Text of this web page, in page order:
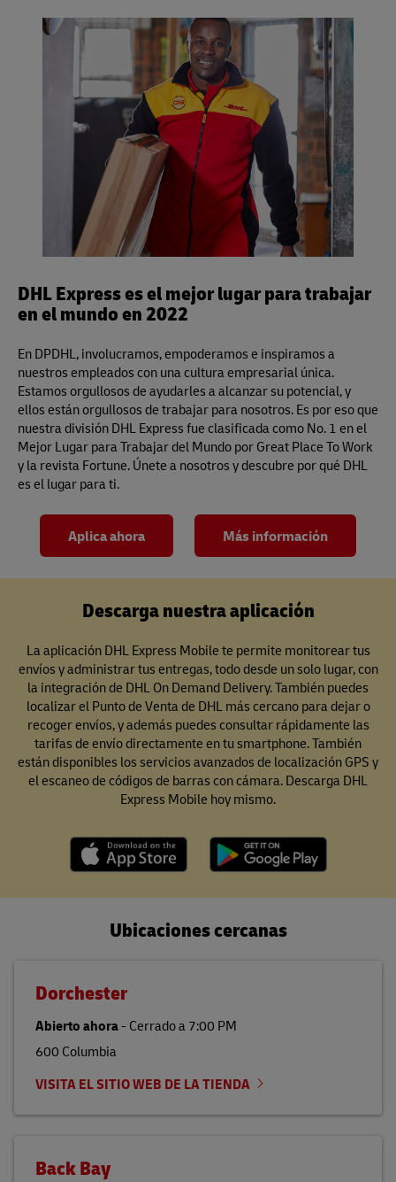
toda la información, o visiteaquí
para centímetros/kilos) y aplica para los servicios Same
Day, Time Definite y Day Definite de DHL Express.
preempacar su envío, pero por favor asegúrese de dejarlo
sin sellar para la inspección.
DHL Express es el mejor lugar para trabajar
en el mundo en 2022
En DPDHL, involucramos, empoderamos e inspiramos a
nuestros empleados con una cultura empresarial única.
Estamos orgullosos de ayudarles a alcanzar su potencial, y
ellos están orgullosos de trabajar para nosotros. Es por eso que
nuestra división DHL Express fue clasificada como No. 1 en el
Mejor Lugar para Trabajar del Mundo por Great Place To Work
y la revista Fortune. Únete a nosotros y descubre por qué DHL
es el lugar para ti.
Aplica ahora Más información
Descarga nuestra aplicación
La aplicación DHL Express Mobile te permite monitorear tus
envíos y administrar tus entregas, todo desde un solo lugar, con
la integración de DHL On Demand Delivery. También puedes
localizar el Punto de Venta de DHL más cercano para dejar o
recoger envíos, y además puedes consultar rápidamente las
tarifas de envío directamente en tu smartphone. También
están disponibles los servicios avanzados de localización GPS y
el escaneo de códigos de barras con cámara. Descarga DHL
Express Mobile hoy mismo.
Ubicaciones cercanas
Dorchester
Abierto ahora- Cerrado a7:00 PM
600 Columbia
VISITA EL SITIO WEB DE LA TIENDA
Back Bay